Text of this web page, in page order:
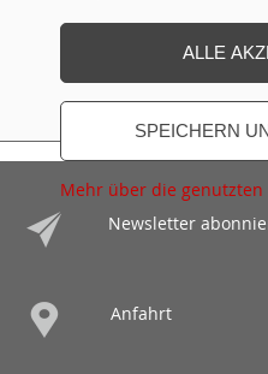
Newsletter
Anfahrt
ALLE
SPEICHERN
Mehr über die genutzten